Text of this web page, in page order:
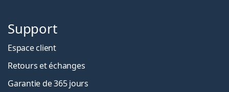
Support
Espace client
Retours et échanges
Garantie de 365 jours